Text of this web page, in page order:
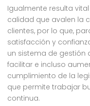
Igualmente resulta
calidad que avalen la
clientes, por lo que,
satisfacción y
un sistema de
facilitar e incluso
cumplimiento de la
que permite trabajar
continua.